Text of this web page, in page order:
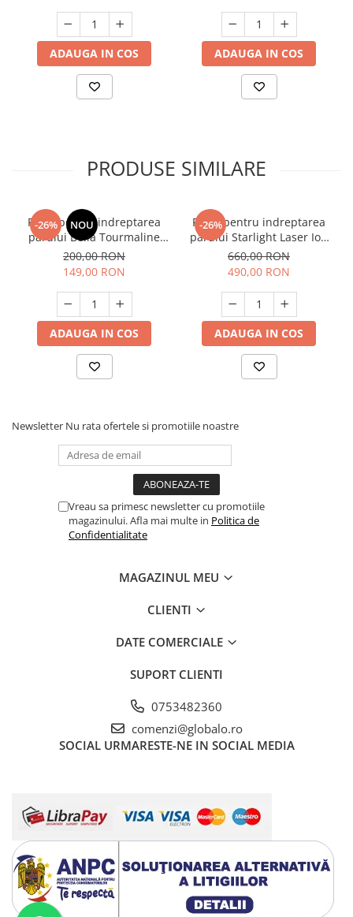
ADAUGA IN COS ADAUGA IN COS
PRODUSE SIMILARE
-26% NOU
Placa pentru indreptarea
parului Bella Tourmaline
Red Ion
200,00 RON
149,00 RON
ADAUGA IN COS
-26%
Placa pentru indreptarea
parului Starlight Laser Ion
Argan
660,00 RON
490,00 RON
ADAUGA IN COS
Newsletter Nu rata ofertele si promotiile noastre
Vreau sa primesc newsletter cu promotiile
magazinului. Afla mai multe in Politica de
Confidentialitate
MAGAZINUL MEU
CLIENTI
DATE COMERCIALE
SUPORT CLIENTI
0753482360
comenzi@globalo.ro
SOCIAL URMARESTE-NE IN SOCIAL MEDIA